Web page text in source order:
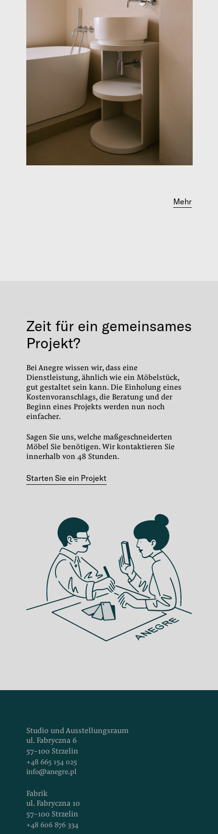
Mehr
Zeit für ein gemeinsames
Projekt?
Bei Anegre wissen wir, dass eine
Dienstleistung, ähnlich wie ein Möbelstück,
gut gestaltet sein kann.Die Einholung eines
Kostenvoranschlags, die Beratung und der
Beginn eines Projekts werden nun noch
einfacher.
Sagen Sie uns, welche maßgeschneiderten
Möbel Sie benötigen.Wir kontaktieren Sie
innerhalb von 48 Stunden.
Starten Sie ein Projekt
Studio und Ausstellungsraum
ul. Fabryczna 6
57-100 Strzelin
+48 665 154 025
info@anegre.pl
Fabrik
ul. Fabryczna 10
57-100 Strzelin
+48 606 876 334